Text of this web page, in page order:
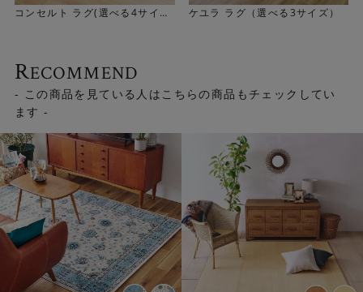
シャーマンズセーターの編み模様がモチーフになっていま
す。アイルランドやスコットランドの漁師の防寒セーター
にルーツがあるフィッシャーマンズセーターの凹凸感や織
り模様が表現されています。素朴ながらも洋服のようなデ
ザイン性も感じつつ、飽きがこず永く愛用できるのが魅力
です。「セーターの編み模様をカーペットの織りで表現」
するという、堀田カーペットの技術が存分に駆使された豊
かな表情が楽しめます。
▼NAVY×IVORYは、リアルなセーターのようなデザインが
程よいアクセントに。個性的に見えますが、使いやすいベ
コンセルト ラグ(選べる4サイ
ケユラ ラグ（選べる3サイズ）
RECOMMEND
- この商品を見ている人はこちらの商品もチェックしてい
ます -